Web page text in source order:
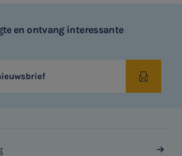
en ontvang interessante